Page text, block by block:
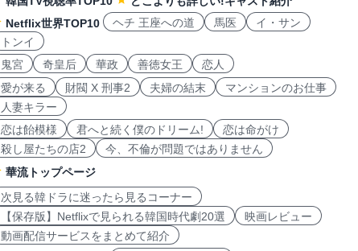
Netflix世界TOP10
ヘチ 王座への道 馬医
イ・サン
トンイ
鬼宮
奇皇后 華政 善徳女王
恋人
愛が来る
財閥 X 刑事2 夫婦の結末
マンションのお仕事
人妻キラー
恋は飴模様
君へと続く僕のドリーム!
恋は命がけ
殺し屋たちの店2
今、不倫が問題ではありません
華流トップページ
次見る韓ドラに迷ったら見るコーナー
【保存版】Netflixで見られる韓国時代劇20選
映画レビュー
動画配信サービスをまとめて紹介